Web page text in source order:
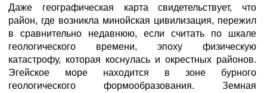
Даже географическая карта свидетельствует, что
район, где возникла минойская цивилизация, пережил
в сравнительно недавнюю, если считать по шкале
геологического времени, эпоху физическую
катастрофу, которая коснулась и окрестных районов.
Эгейское море находится в зоне бурного
геологического формообразования. Земная